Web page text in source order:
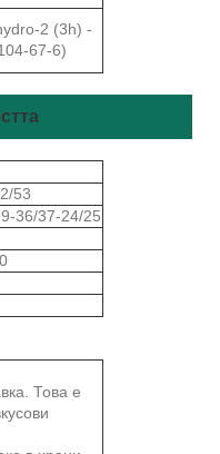
2 (3h) -
67-6)
53
36/37-24/25
Това е